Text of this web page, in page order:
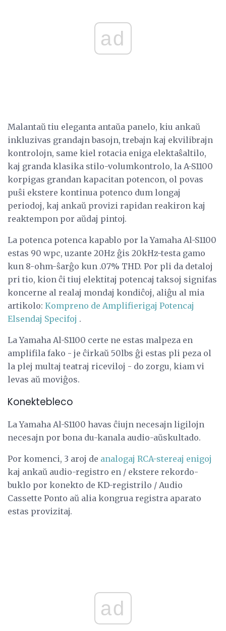
ad
Malantaŭ tiu eleganta antaŭa panelo, kiu ankaŭ
inkluzivas grandajn basojn, trebajn kaj ekvilibrajn
kontrolojn, same kiel rotacia eniga elektaŝaltilo,
kaj granda klasika stilo-volumkontrolo, la A-S1100
korpigas grandan kapacitan potencon, ol povas
puŝi ekstere kontinua potenco dum longaj
periodoj, kaj ankaŭ provizi rapidan reakiron kaj
reaktempon por aŭdaj pintoj.
La potenca potenca kapablo por la Yamaha Al-S1100
estas 90 wpc, uzante 20Hz ĝis 20kHz-testa gamo
kun 8-ohm-ŝarĝo kun .07% THD. Por pli da detaloj
pri tio, kion ĉi tiuj elektitaj potencaj taksoj signifas
koncerne al realaj mondaj kondiĉoj, aliĝu al mia
artikolo: Kompreno de Amplifierigaj Potencaj
Elsendaj Specifoj .
La Yamaha Al-S1100 certe ne estas malpeza en
amplifila fako - je ĉirkaŭ 50lbs ĝi estas pli peza ol
la plej multaj teatraj riceviloj - do zorgu, kiam vi
levas aŭ moviĝos.
Konektebleco
La Yamaha Al-S1100 havas ĉiujn necesajn ligilojn
necesajn por bona du-kanala audio-aŭskultado.
Por komenci, 3 aroj de analogaj RCA-stereaj enigoj
kaj ankaŭ audio-registro en / ekstere rekordo-
buklo por konekto de KD-registrilo / Audio
Cassette Ponto aŭ alia kongrua registra aparato
estas provizitaj.
ad